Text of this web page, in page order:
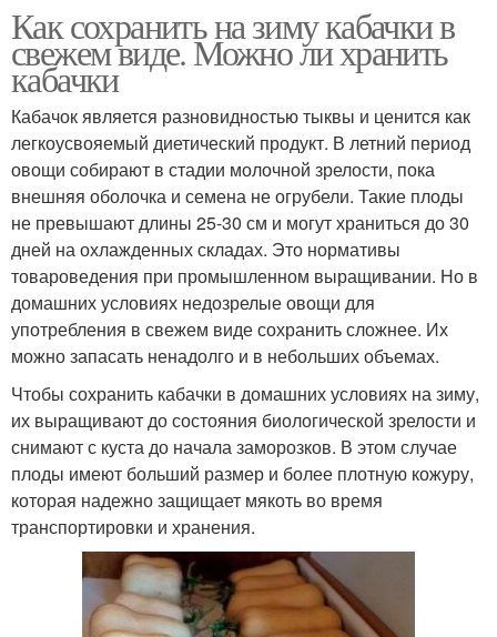
Как сохранить на зиму кабачки в
свежем виде. Можно ли хранить
кабачки
Кабачок является разновидностью тыквы и ценится как
легкоусвояемый диетический продукт. В летний период
овощи собирают в стадии молочной зрелости, пока
внешняя оболочка и семена не огрубели. Такие плоды
не превышают длины 25-30 см и могут храниться до 30
дней на охлажденных складах. Это нормативы
товароведения при промышленном выращивании. Но в
домашних условиях недозрелые овощи для
употребления в свежем виде сохранить сложнее. Их
можно запасать ненадолго и в небольших объемах.
Чтобы сохранить кабачки в домашних условиях на зиму,
их выращивают до состояния биологической зрелости и
снимают с куста до начала заморозков. В этом случае
плоды имеют больший размер и более плотную кожуру,
которая надежно защищает мякоть во время
транспортировки и хранения.